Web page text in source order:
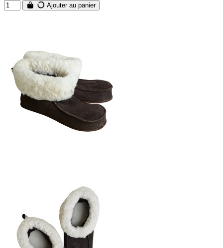
Ajouter au panier